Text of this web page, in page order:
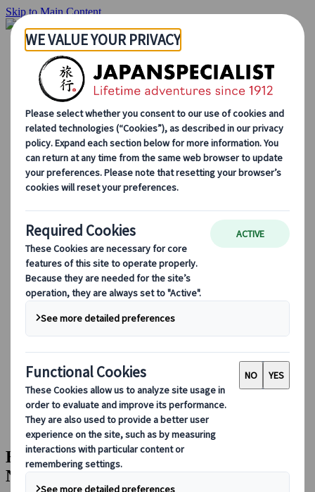
Skip to Main Content
Startside
Rejser
Individuelle rejser
Grupperejser
Kør-selv ferie
Udflugter
Skræddersyede grupperejser
Japan Rail Pass
Sådan arbejder vi
Om os
Vores team
Bliv en del af vores team
Sæsonbestemte rejsetips
Hovedattraktioner
Kulturelle indsigter
Kulinariske oplevelser
Opdag Japan i tog
Ofte stillede spørgsmål
Vigtige oplysninger
Etikette i Japan
Bilkørsel i Japan
Booking hos os
Japan Rail Pass
Indkvartering
Online rejserådgivning
Japanspecialist
Blog
Hovedattraktioner
Hiroshima’s Party Central: En aften i Nagarekawa
Hiroshima’s Party Central: En aften i
Nagarekawa